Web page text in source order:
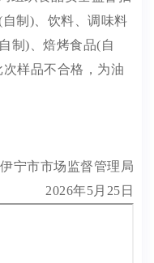
自制)、饮料、调味料
制)、焙烤食品(自
样品不合格，为油
伊宁市市场监督管理局
2026年5月25日